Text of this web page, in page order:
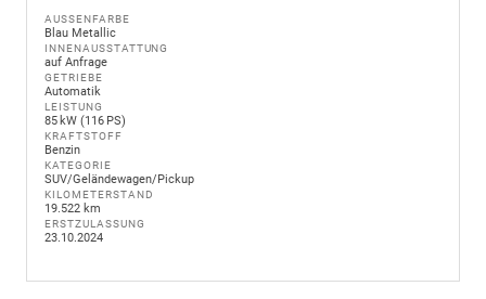
AUSSENFARBE
Blau Metallic
INNENAUSSTATTUNG
auf Anfrage
GETRIEBE
Automatik
LEISTUNG
85 kW (116 PS)
KRAFTSTOFF
Benzin
KATEGORIE
SUV/Geländewagen/Pickup
KILOMETERSTAND
19.522 km
ERSTZULASSUNG
23.10.2024